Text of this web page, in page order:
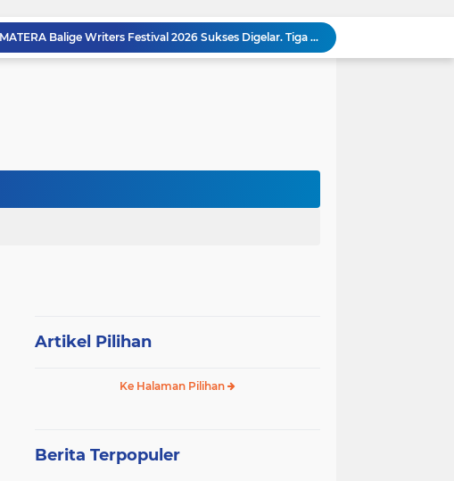
MEMBACA SUMATERA Balige Writers Festival 2026 Sukses Digelar. Tiga Hari Merawat Literasi, Budaya, dan Masa Depan Danau Toba
Dalam Rangka HUT RI ke-81 dan Hari Jadi ke-61 Tanjab Barat Bupati Tanjab Barat Secara Resmi Membukaan Lomba Domino
BREAKING NEWS: Polsek Gunung Malela Gerebek Lokalisasi Bukit Maraja, Dua Perempuan Menangis Saat Diciduk Bersama Sabu
Artikel Pilihan
Ke Halaman Pilihan
Berita Terpopuler